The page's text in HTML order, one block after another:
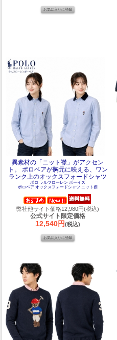
異素材の「ニット襟」がアクセン
ト。 ポロベアが胸元に映える、ワン
ランク上のオックスフォードシャツ
ポロ ラルフローレン ボーイズ
ポロベア オックスフォードシャツ ニット襟
弊社他サイト価格12,980円(税込)
公式サイト限定価格
12,540円(税込)